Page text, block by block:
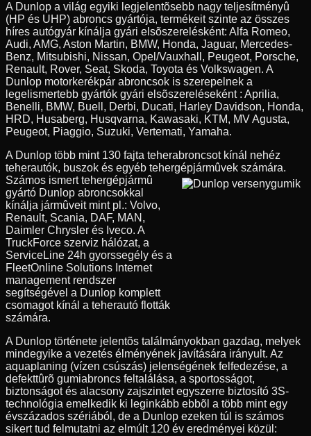
A Dunlop a világ egyiki legjelentõsebb nagy teljesítményû
(HP és UHP) abroncs gyártója, termékeit szinte az összes
híres autógyár kínálja gyári elsõszerelésként: Alfa Romeo,
Audi, AMG, Aston Martin, BMW, Honda, Jaguar, Mercedes-
Benz, Mitsubishi, Nissan, Opel/Vauxhall, Peugeot, Porsche,
Renault, Rover, Seat, Skoda, Toyota és Volkswagen. A
Dunlop motorkerékpár abroncsok is szerepelnek a
legelismertebb gyártók gyári elsõszereléseként : Aprilia,
Benelli, BMW, Buell, Derbi, Ducati, Harley Davidson, Honda,
HRD, Husaberg, Husqvarna, Kawasaki, KTM, MV Agusta,
Peugeot, Piaggio, Suzuki, Vertemati, Yamaha.
A Dunlop több mint 130 fajta teherabroncsot kínál nehéz
teherautók, buszok és egyéb tehergépjármûvek számára.
Számos ismert tehergépjármû
gyártó Dunlop abroncsokkal
kínálja jármûveit mint pl.: Volvo,
Renault, Scania, DAF, MAN,
Daimler Chrysler és Iveco. A
TruckForce szerviz hálózat, a
ServiceLine 24h gyorssegély és a
FleetOnline Solutions Internet
management rendszer
segítségével a Dunlop komplett
csomagot kínál a teherautó flották
számára.
A Dunlop története jelentõs találmányokban gazdag, melyek
mindegyike a vezetés élményének javítására irányult. Az
aquaplaning (vízen csúszás) jelenségének felfedezése, a
defekttûrõ gumiabroncs feltalálása, a sportosságot,
biztonságot és alacsony zajszintet egyszerre biztosító 3S-
technológia emelkedik ki leginkább ebbõl a több mint egy
évszázados szériából, de a Dunlop ezeken túl is számos
sikert tud felmutatni az elmúlt 120 év eredményei közül: